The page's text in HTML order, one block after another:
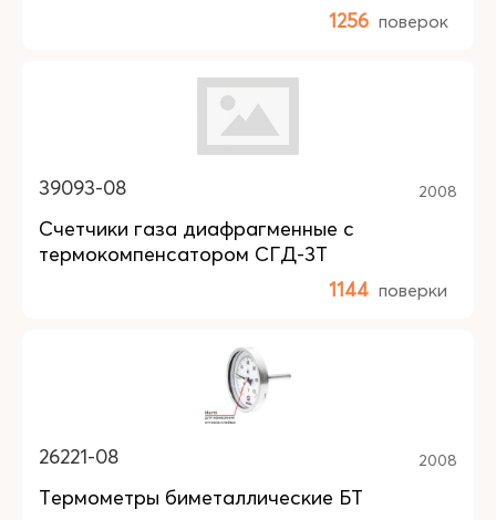
1256 поверок
39093-08 2008
Счетчики газа диафрагменные с
термокомпенсатором СГД-3Т
1144 поверки
26221-08 2008
Термометры биметаллические БТ